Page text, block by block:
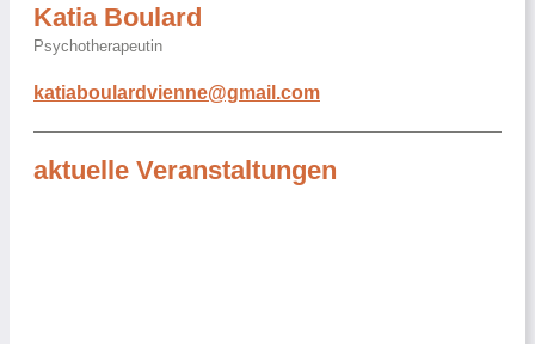
Katia Boulard
Psychotherapeutin
katiaboulardvienne@gmail.com
aktuelle Veranstaltungen